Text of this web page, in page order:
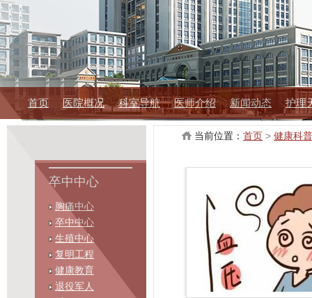
首页 医院概况 科室导航 医师介绍 新闻动态 护理
卒中中心
胸痛中心
卒中中心
生殖中心
复明工程
健康教育
退役军人
当前位置： 首页 > 健康科普